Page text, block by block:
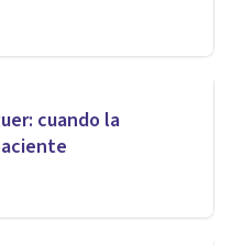
cuando la